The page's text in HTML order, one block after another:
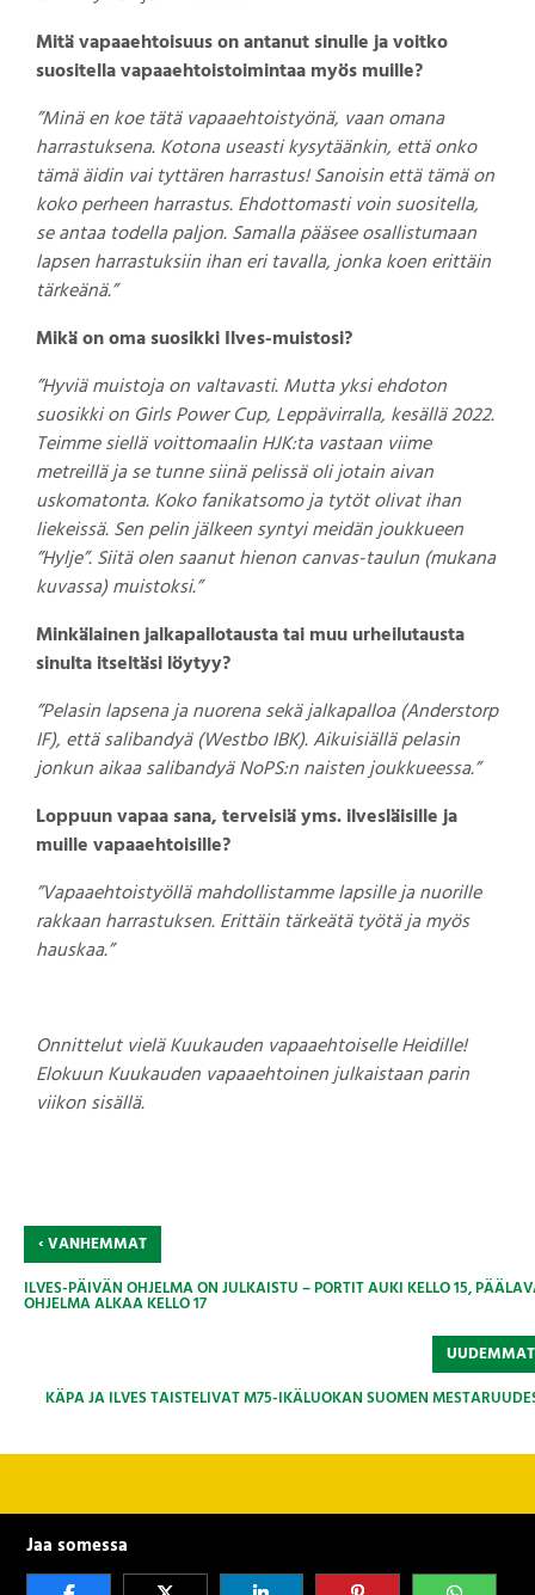
Mitä vapaaehtoisuus on antanut sinulle ja voitko
suositella vapaaehtoistoimintaa myös muille?
”Minä en koe tätä vapaaehtoistyönä, vaan omana
harrastuksena. Kotona useasti kysytäänkin, että onko
tämä äidin vai tyttären harrastus! Sanoisin että tämä on
koko perheen harrastus. Ehdottomasti voin suositella,
se antaa todella paljon. Samalla pääsee osallistumaan
lapsen harrastuksiin ihan eri tavalla, jonka koen erittäin
tärkeänä.”
Mikä on oma suosikki Ilves-muistosi?
”Hyviä muistoja on valtavasti. Mutta yksi ehdoton
suosikki on Girls Power Cup, Leppävirralla, kesällä 2022.
Teimme siellä voittomaalin HJK:ta vastaan viime
metreillä ja se tunne siinä pelissä oli jotain aivan
uskomatonta. Koko fanikatsomo ja tytöt olivat ihan
liekeissä. Sen pelin jälkeen syntyi meidän joukkueen
”Hylje”. Siitä olen saanut hienon canvas-taulun (mukana
kuvassa) muistoksi.”
Minkälainen jalkapallotausta tai muu urheilutausta
sinulta itseltäsi löytyy?
”Pelasin lapsena ja nuorena sekä jalkapalloa (Anderstorp
IF), että salibandyä (Westbo IBK). Aikuisiällä pelasin
jonkun aikaa salibandyä NoPS:n naisten joukkueessa.”
Loppuun vapaa sana, terveisiä yms. ilvesläisille ja
muille vapaaehtoisille?
”Vapaaehtoistyöllä mahdollistamme lapsille ja nuorille
rakkaan harrastuksen. Erittäin tärkeätä työtä ja myös
hauskaa.”
Onnittelut vielä Kuukauden vapaaehtoiselle Heidille!
Elokuun Kuukauden vapaaehtoinen julkaistaan parin
viikon sisällä.
‹VANHEMMAT
ILVES-PÄIVÄN OHJELMA ON JULKAISTU – PORTIT AUKI KELLO 15,
OHJELMA ALKAA KELLO 17
KÄPA JA ILVES TAISTELIVAT M75-IKÄLUOKAN SUOMEN
Jaa somessa